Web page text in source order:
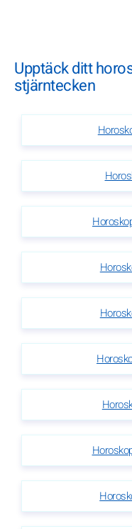
Upptäck ditt
stjärntecken